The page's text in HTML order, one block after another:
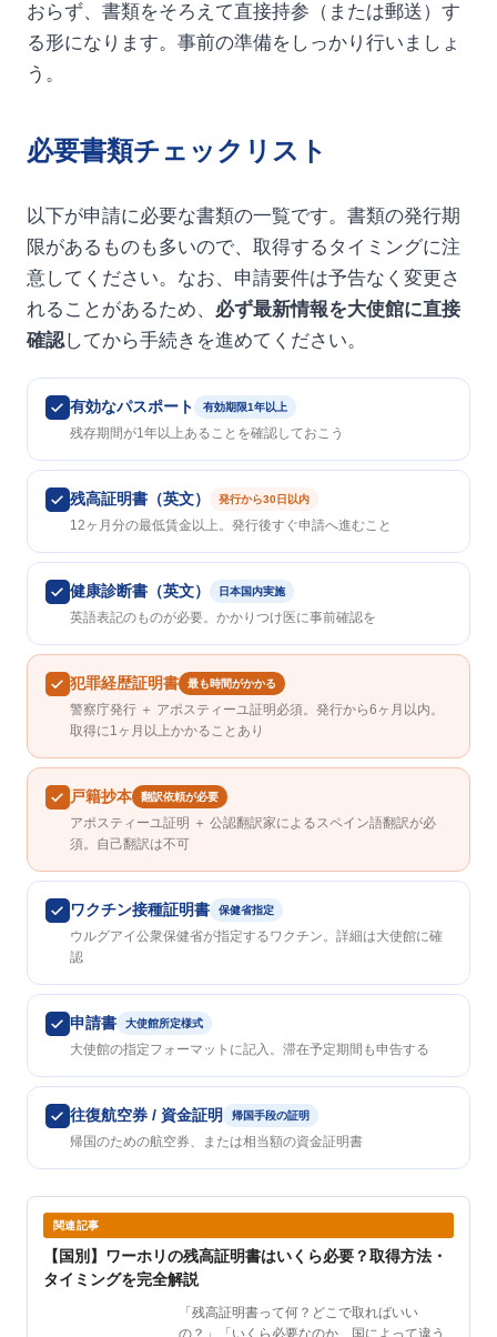
おらず、書類をそろえて直接持参（または郵送）す
る形になります。事前の準備をしっかり行いましょ
う。
必要書類チェックリスト
以下が申請に必要な書類の一覧です。書類の発行期
限があるものも多いので、取得するタイミングに注
意してください。なお、申請要件は予告なく変更さ
れることがあるため、 必ず最新情報を大使館に直接
確認してから手続きを進めてください。
有効なパスポート 有効期限1年以上
残存期間が1年以上あることを確認しておこう
残高証明書（英文） 発行から30日以内
12ヶ月分の最低賃金以上。発行後すぐ申請へ進むこと
健康診断書（英文） 日本国内実施
英語表記のものが必要。かかりつけ医に事前確認を
犯罪経歴証明書 最も時間がかかる
警察庁発行 ＋ アポスティーユ証明必須。発行から6ヶ月以内。
取得に1ヶ月以上かかることあり
戸籍抄本 翻訳依頼が必要
アポスティーユ証明 ＋ 公認翻訳家によるスペイン語翻訳が必
須。自己翻訳は不可
ワクチン接種証明書 保健省指定
ウルグアイ公衆保健省が指定するワクチン。詳細は大使館に確
認
申請書 大使館所定様式
大使館の指定フォーマットに記入。滞在予定期間も申告する
往復航空券 / 資金証明 帰国手段の証明
帰国のための航空券、または相当額の資金証明書
関連記事
【国別】ワーホリの残高証明書はいくら必要？取得方法・
タイミングを完全解説
「残高証明書って何？どこで取ればいい
の？」「いくら必要なのか、国によって違う